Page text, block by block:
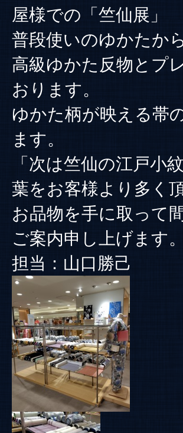
屋様での「竺仙展」
普段使いのゆかたか
高級ゆかた反物とプ
おります。
ゆかた柄が映える帯
ます。
「次は竺仙の江戸小
葉をお客様より多く
お品物を手に取って
ご案内申し上げます。
担当：山口勝己